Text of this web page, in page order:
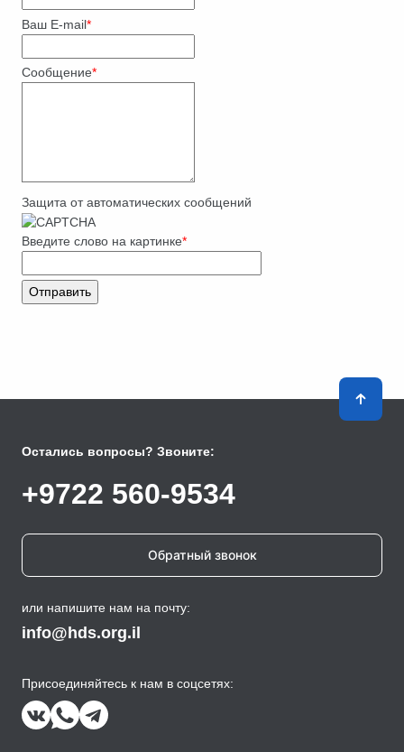
Ваш E-mail*
Сообщение*
Защита от автоматических сообщений
Введите слово на картинке*
Остались вопросы? Звоните:
+9722 560-9534
Обратный звонок
или напишите нам на почту:
info@hds.org.il
Присоединяйтесь к нам в соцсетях: